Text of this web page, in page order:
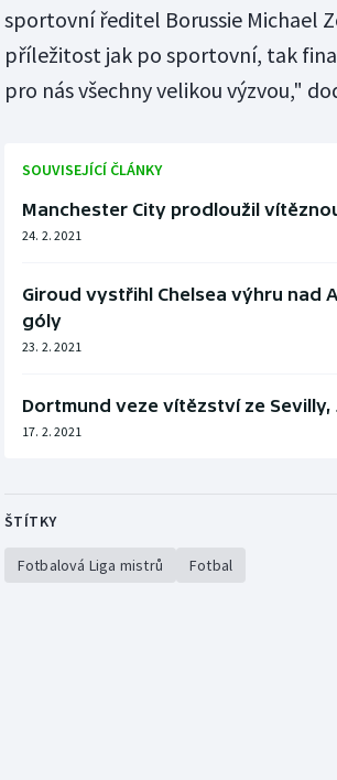
sportovní ředitel Borussie Michael
příležitost jak po sportovní, tak
pro nás všechny velikou výzvou,"
SOUVISEJÍCÍ ČLÁNKY
Manchester City prodloužil
24. 2. 2021
Giroud vystřihl Chelsea výhru nad
góly
23. 2. 2021
Dortmund veze vítězství ze Sevilly,
17. 2. 2021
ŠTÍTKY
Fotbalová Liga mistrů Fotbal